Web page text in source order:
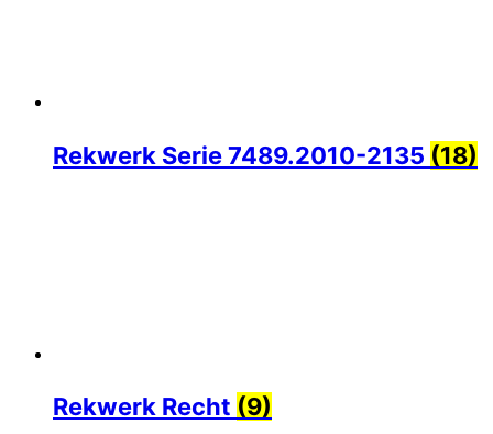
Rekwerk Serie 7489.2010-2135 (18)
Rekwerk Recht (9)